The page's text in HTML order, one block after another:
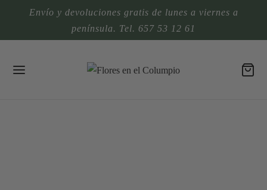
Envío y devoluciones gratis de lunes a viernes a
península. Tel. 657 53 12 61